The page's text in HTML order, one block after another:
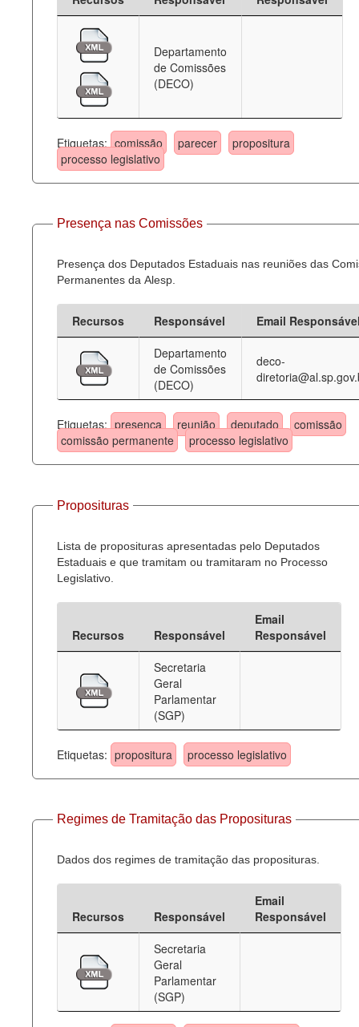
Departamento
de Comissões
(DECO)
Etiquetas: comissão parecer
propositura
processo legislativo
Presença nas Comissões
Presença dos Deputados Estaduais nas reuniões das
Permanentes da Alesp.
Recursos Responsável
Email
Departamento
de Comissões
(DECO)
deco-
Etiquetas: presença reunião deputado
comissão
comissão permanente
processo legislativo
Proposituras
Lista de proposituras apresentadas pelo Deputados
Estaduais e que tramitam ou tramitaram no Processo
Legislativo.
Recursos Responsável
Email
Responsável
Secretaria
Geral
Parlamentar
(SGP)
Etiquetas: propositura processo legislativo
Regimes de Tramitação das Proposituras
Dados dos regimes de tramitação das proposituras.
Recursos Responsável
Email
Responsável
Secretaria
Geral
Parlamentar
(SGP)